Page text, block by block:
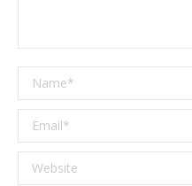
Name *
Email *
Website